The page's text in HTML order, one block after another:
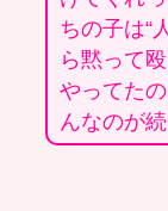
ちの子は“
ら黙って
やってた
んなのが